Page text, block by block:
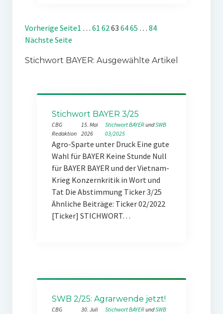
Vorherige Seite1 … 61 6263 6465 … 84
Nächste Seite
Stichwort BAYER: Ausgewählte Artikel
Stichwort BAYER 3/25
CBG
Redaktion
15. Mai
2026
Stichwort BAYER und SWB
03/2025
Agro-Sparte unter Druck Eine gute
Wahl für BAYER Keine Stunde Null
für BAYER BAYER und der Vietnam-
Krieg Konzernkritik in Wort und
Tat Die Abstimmung Ticker 3/25
Ähnliche Beiträge: Ticker 02/2022
[Ticker] STICHWORT…
SWB 2/25: Agrarwende jetzt!
CBG
30. Juli
Stichwort BAYER und SWB